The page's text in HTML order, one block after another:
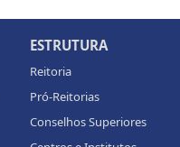
ESTRUTURA
Reitoria
Pró-Reitorias
Conselhos Superiores